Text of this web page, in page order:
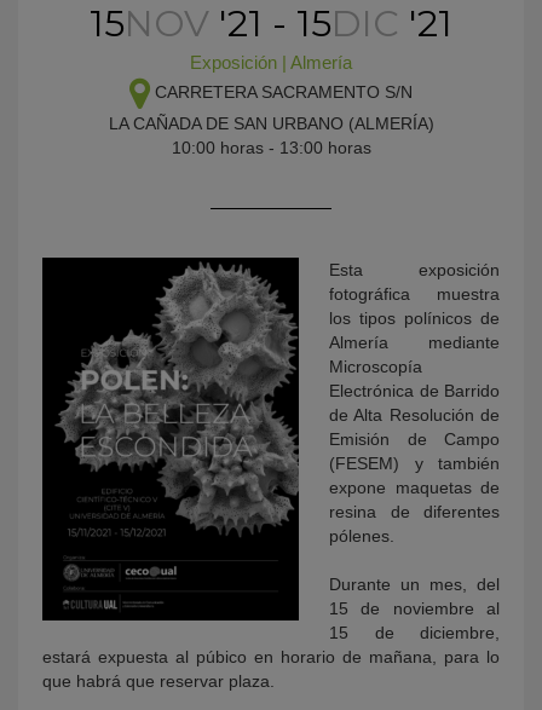
15NOV '21 - 15DIC '21
Exposición | Almería
CARRETERA SACRAMENTO S/N
LA CAÑADA DE SAN URBANO (ALMERÍA)
10:00 horas - 13:00 horas
Esta exposición
fotográfica muestra
los tipos polínicos de
Almería mediante
Microscopía
Electrónica de Barrido
de Alta Resolución de
Emisión de Campo
(FESEM) y también
expone maquetas de
resina de diferentes
pólenes.
Durante un mes, del
15 de noviembre al
15 de diciembre,
estará expuesta al púbico en horario de mañana, para lo
que habrá que reservar plaza.